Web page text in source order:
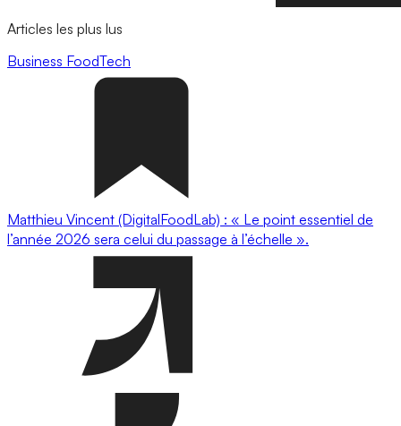
Articles les plus lus
Business FoodTech
Matthieu Vincent (DigitalFoodLab) : « Le point essentiel de
l’année 2026 sera celui du passage à l’échelle ».